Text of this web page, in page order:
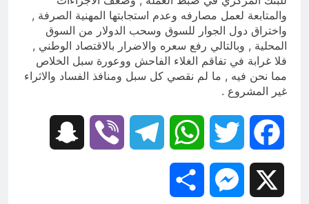
والمتابعة لعمل مصارفه وعدم استجابتها المهنية الصرفة ,
واختراق دول الجوار للسوق وسحب الدولار من السوق
المحلية , وبالتالي رفع سعره والاضرار بالاقتصاد الوطني ,
فلا غرابة في تفاقم الغلاء الفاحش ووعورة سبل الخلاص
مما نحن فيه , ما لم نقصي كل سبل ومنافذ الفساد والاثراء
غير المشروع .
Facebook
Twitter
WhatsApp
Telegram
Viber
Messenger